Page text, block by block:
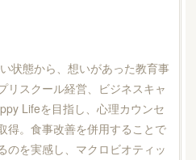
状態から、想いがあった教育事
リスクール経営、ビジネスキャ
Lifeを目指し、心理カウンセ
得。食事改善を併用することで
のを実感し、マクロビオティッ